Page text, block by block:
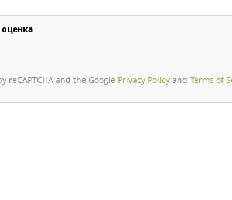
reCAPTCHA and the Google Privacy Policy and Terms of